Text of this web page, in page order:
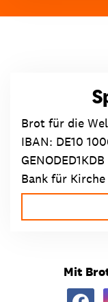
Brot für die
IBAN: DE10
GENODED1KDB
Bank für
Mit